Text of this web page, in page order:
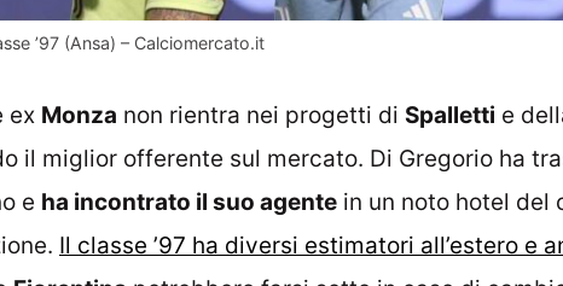
’97 (Ansa) – Calciomercato.it
ex Monza non rientra nei progetti di Spalletti e
il miglior offerente sul mercato. Di Gregorio ha
e ha incontrato il suo agente in un noto hotel del
Il classe ’97 ha diversi estimatori all’estero e